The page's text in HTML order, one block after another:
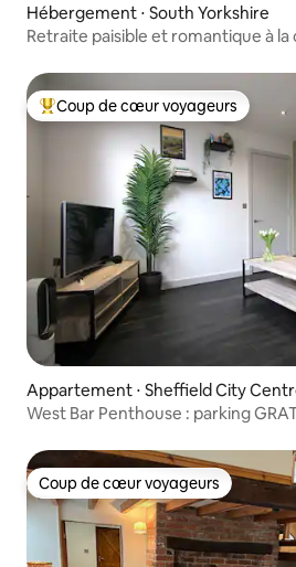
Hébergement ⋅ South Yorkshire
Retraite paisible et romantique à la
Coups de cœur voyageurs les plus
Coup de cœur voyageurs
Appartement ⋅ Sheffield City
West Bar Penthouse : parking
Coup de cœur voyageurs
Coup de cœur voyageurs